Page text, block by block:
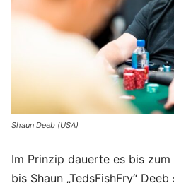
Shaun Deeb (USA)
Im Prinzip dauerte es bis
bis Shaun „TedsFishFry“